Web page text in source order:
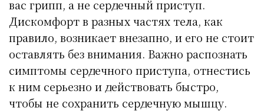
вас грипп, а не сердечный приступ.
Дискомфорт в разных частях тела, как
правило, возникает внезапно, и его не стоит
оставлять без внимания. Важно распознать
симптомы сердечного приступа, отнестись
к ним серьезно и действовать быстро,
чтобы не сохранить сердечную мышцу.